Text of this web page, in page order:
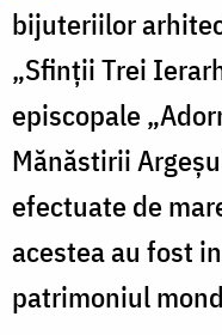
bijuteriilor
„Sfinții Trei
episcopale
Mănăstirii
efectuate de
acestea au fost
patrimoniul